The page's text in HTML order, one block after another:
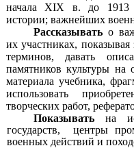
начала XIX в. до 1913
истории; важнейших
Рассказыватьо
их участниках,
терминов, давать
памятников культуры на
материала учебника,
использовать
творческих работ,
Показыватьна
государств, центры
военных действий и